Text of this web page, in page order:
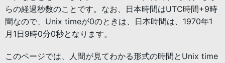
らの経過秒数のことです。なお、日本時間はUTC時間+9時
間なので、Unix timeが0のときは、日本時間は、1970年1
月1日9時0分0秒となります。
このページでは、人間が見てわかる形式の時間とUnix time